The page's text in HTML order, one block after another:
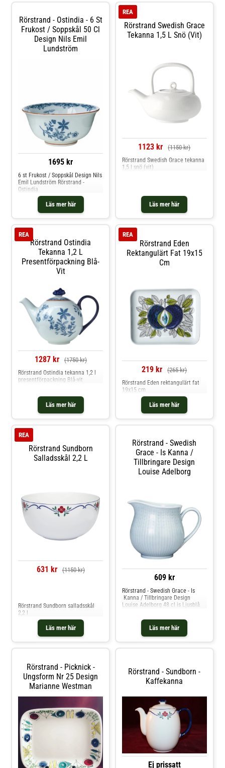
nya Rörstrandsservisen med sitt
numera klassiska mönster. Shoppa
Äggkoppar och mer
Serveringstillbehör hos Royal
Marianne Westman år 1952.
Shoppa Kaffekoppar och mer
Muggar & Koppar hos Royal
Design.
Rörstrand - Ostindia - 6 St
Frukost / Soppskål 50 Cl
Design Nils Emil
Lundström
1695 kr
Läs mer här
6 st Frukost / Soppskål Design Nils
Emil Lundström Rörstrand -
Ostindia
Rörstrand Swedish Grace
Tekanna 1,5 L Snö (vit)
REA
1123 kr (1150 kr)
Läs mer här
Rörstrand Swedish Grace tekanna
1,5 l snö (vit)
Rörstrand Ostindia
Tekanna 1,2 L
Presentförpackning Blå-
Vit
REA
1287 kr (1750 kr)
Läs mer här
Rörstrand Ostindia tekanna 1,2 l
presentförpackning Blå-vit
Rörstrand Eden
Rektangulärt Fat 19x15
Cm
REA
219 kr (265 kr)
Läs mer här
Rörstrand Eden rektangulärt fat
19x15 cm
Rörstrand Sundborn
Salladsskål 2,2 L
REA
631 kr (1150 kr)
Läs mer här
Rörstrand Sundborn salladsskål
2,2 l
Rörstrand - Swedish
Grace - Is Kanna /
Tillbringare Design
Louise Adelborg
609 kr
Läs mer här
Rörstrand - Swedish Grace - Is
Kanna / Tillbringare Design
Louise Adelborg 48 cl is Ljusblå
Rörstrand - Picknick -
Ungsform Nr 25 Design
Marianne Westman
Rörstrand - Sundborn -
Kaffekanna
Ej prissatt